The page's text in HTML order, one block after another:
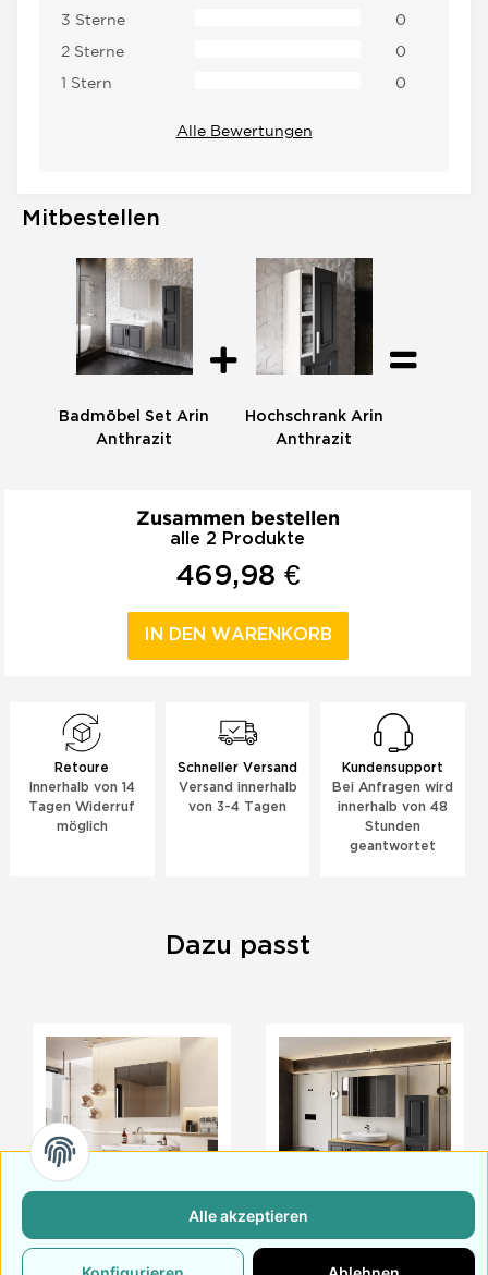
3 Sterne
0
2 Sterne
0
1 Stern
0
Alle Bewertungen
Mitbestellen
Badmöbel Set Arin
Anthrazit
Hochschrank Arin
Anthrazit
Zusammen bestellen
alle 2 Produkte
469,98 €
IN DEN WARENKORB
Retoure
Innerhalb von 14
Tagen Widerruf
möglich
Schneller Versand
Versand innerhalb
von 3-4 Tagen
Kundensupport
Bei Anfragen wird
innerhalb von 48
Stunden
geantwortet
Dazu passt
ab209, € 275, €
Alle akzeptieren